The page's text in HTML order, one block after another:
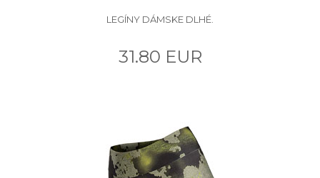
LEGÍNY DÁMSKE DLHÉ.
31.80 EUR